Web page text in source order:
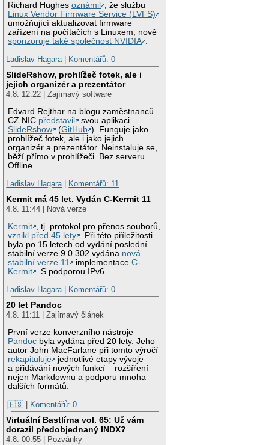
Richard Hughesoznámil
, že službu
Linux Vendor Firmware Service (LVFS)
umožňující aktualizovat firmware
zařízení na počítačích s Linuxem, nově
sponzoruje také společnost NVIDIA .
Ladislav Hagara | Komentářů: 0
SlideRshow, prohlížeč fotek, ale i
jejich organizér a prezentátor
4.8. 12:22 | Zajímavý software
Edvard Rejthar na blogu zaměstnanců
CZ.NIC představil
svou aplikaci
SlideRshow
(GitHub ). Funguje jako
prohlížeč fotek, ale i jako jejich
organizér a prezentátor. Neinstaluje se,
běží přímo v prohlížeči. Bez serveru.
Offline.
Ladislav Hagara | Komentářů: 11
Kermit má 45 let. Vydán C-Kermit 11
4.8. 11:44 | Nová verze
Kermit , tj. protokol pro přenos souborů,
vznikl před 45 lety . Při této příležitosti
byla po 15 letech od vydání poslední
stabilní verze 9.0.302 vydána nová
stabilní verze 11
implementaceC-
Kermit . S podporou IPv6.
Ladislav Hagara | Komentářů: 0
20 let Pandoc
4.8. 11:11 | Zajímavý článek
První verze konverzního nástroje
Pandoc byla vydána před 20 lety. Jeho
autor John MacFarlane při tomto výročí
rekapituluje
jednotlivé etapy vývoje
a přidávání nových funkcí – rozšíření
nejen Markdownu a podporu mnoha
dalších formátů.
|🇵🇸 | Komentářů: 0
Virtuální Bastlírna vol. 65: Už vám
dorazil předobjednaný INDX?
4.8. 00:55 | Pozvánky